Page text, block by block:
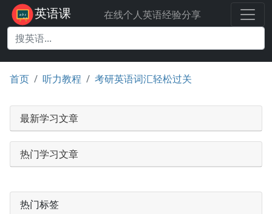
英语课 在线个人英语经验分享
首页 听力教程 考研英语词汇轻松过关
最新学习文章
热门学习文章
热门标签